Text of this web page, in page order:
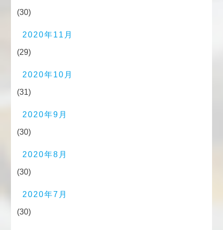
(30)
2020年11月
(29)
2020年10月
(31)
2020年9月
(30)
2020年8月
(30)
2020年7月
(30)